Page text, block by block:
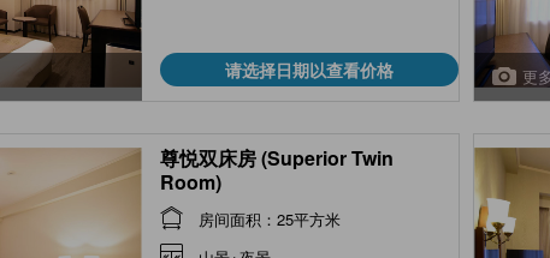
请选择日期以查看价格 更
尊悦双床房 (Superior Twin
Room)
房间面积：25平方米